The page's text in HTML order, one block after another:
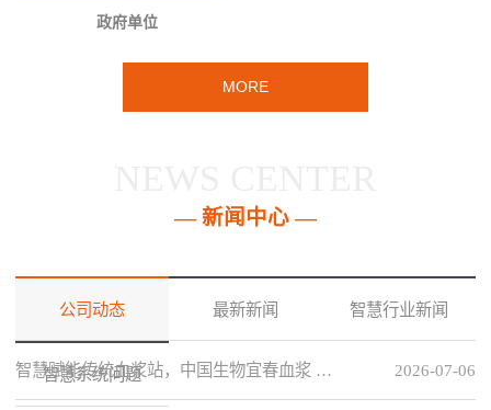
政府单位
MORE
— 新闻中心 —
公司动态 最新新闻 智慧行业新闻
智慧系统问题 2026-07-06
智慧赋能传统血浆站，中国生物宜春血浆 …